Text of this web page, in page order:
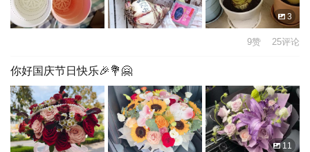
3
9赞 25评论
你好国庆节日快乐🎉💐🤗
11